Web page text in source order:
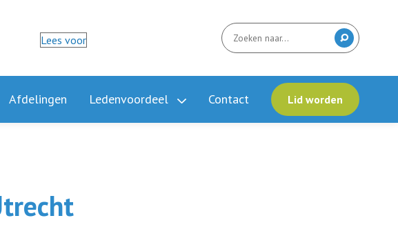
Lees voor
Afdelingen Ledenvoordeel Contact Lid worden